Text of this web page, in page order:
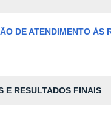
DE ATENDIMENTO ÀS
E RESULTADOS FINAIS